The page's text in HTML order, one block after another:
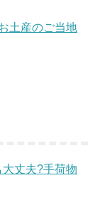
土産のご当地
丈夫?手荷物